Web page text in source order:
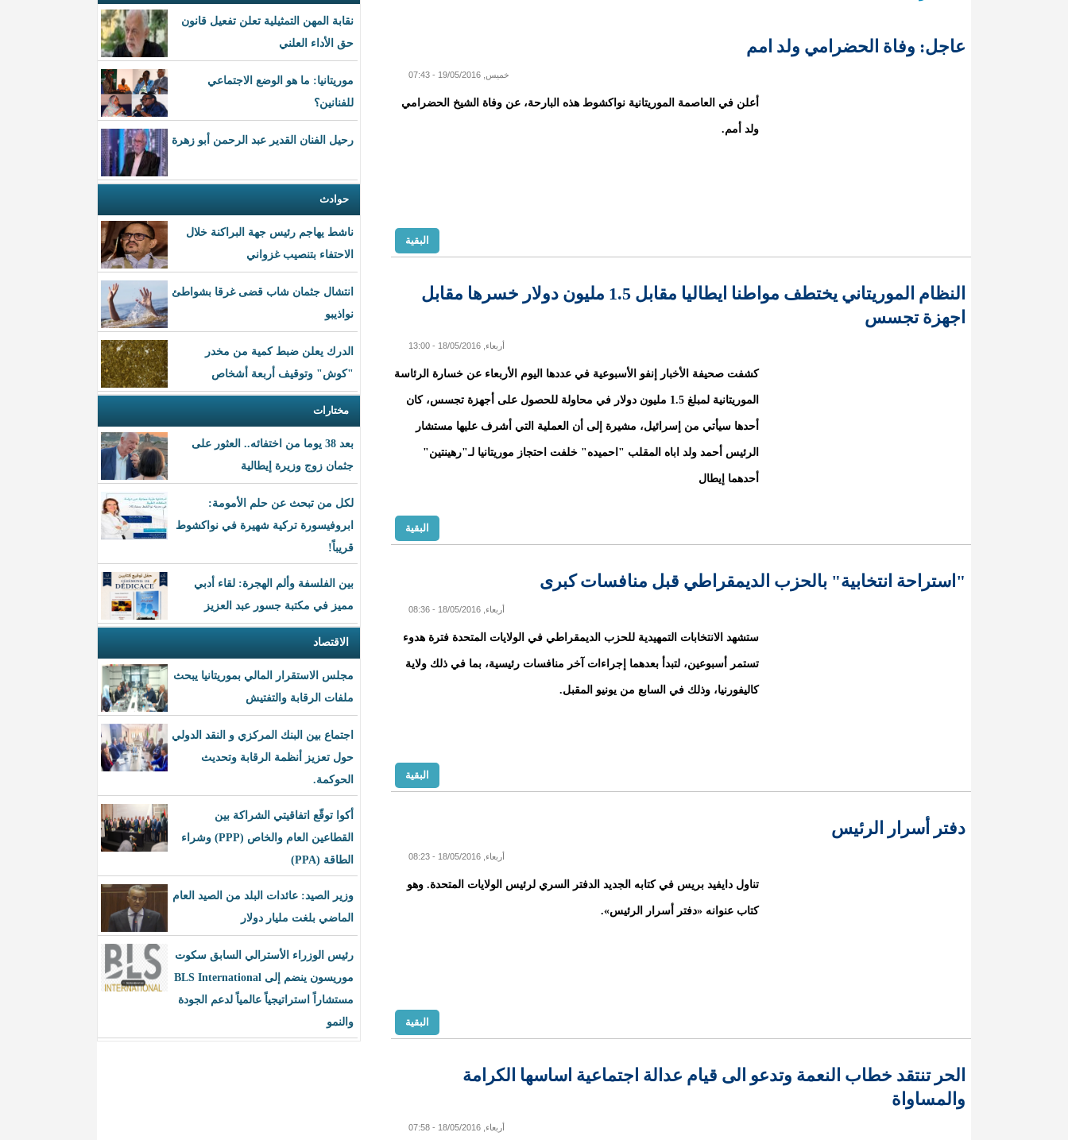
نقابة المهن التمثيلية تعلن تفعيل قانون
حق الأداء العلني
موريتانيا: ما هو الوضع الاجتماعي
للفنانين؟
رحيل الفنان القدير عبد الرحمن أبو زهرة
حوادث
ناشط يهاجم رئيس جهة البراكنة خلال
الاحتفاء بتنصيب غزواني
انتشال جثمان شاب قضى غرقا بشواطئ
نواذيبو
الدرك يعلن ضبط كمية من مخدر
"كوش" وتوقيف أربعة أشخاص
مختارات
بعد 38 يوما من اختفائه.. العثور على
جثمان زوج وزيرة إيطالية
لكل من تبحث عن حلم الأمومة:
ابروفيسورة تركية شهيرة في نواكشوط
قريباً!
بين الفلسفة وألم الهجرة: لقاء أدبي
مميز في مكتبة جسور عبد العزيز
الاقتصاد
مجلس الاستقرار المالي بموريتانيا يبحث
ملفات الرقابة والتفتيش
اجتماع بين البنك المركزي و النقد الدولي
حول تعزيز أنظمة الرقابة وتحديث
الحوكمة.
أكوا توقّع اتفاقيتي الشراكة بين
القطاعين العام والخاص (PPP) وشراء
الطاقة (PPA)
وزير الصيد: عائدات البلد من الصيد العام
الماضي بلغت مليار دولار
رئيس الوزراء الأسترالي السابق سكوت
موريسون ينضم إلى BLS International
مستشاراً استراتيجياً عالمياً لدعم الجودة
والنمو
عاجل: وفاة الحضرامي ولد امم
خميس, 19/05/2016 - 07:43
أعلن في العاصمة الموريتانية نواكشوط هذه البارحة، عن وفاة الشيخ الحضرامي
ولد أمم.
البقية
النظام الموريتاني يختطف مواطنا ايطاليا مقابل 1.5 مليون دولار خسرها مقابل
اجهزة تجسس
أربعاء, 18/05/2016 - 13:00
كشفت صحيفة الأخبار إنفو الأسبوعية في عددها اليوم الأربعاء عن خسارة الرئاسة
الموريتانية لمبلغ 1.5 مليون دولار في محاولة للحصول على أجهزة تجسس، كان
أحدها سيأتي من إسرائيل، مشيرة إلى أن العملية التي أشرف عليها مستشار
الرئيس أحمد ولد اباه المقلب "احميده" خلفت احتجاز موريتانيا لـ"رهينتين"
أحدهما إيطال
البقية
"استراحة انتخابية" بالحزب الديمقراطي قبل منافسات كبرى
أربعاء, 18/05/2016 - 08:36
ستشهد الانتخابات التمهيدية للحزب الديمقراطي في الولايات المتحدة فترة هدوء
تستمر أسبوعين، لتبدأ بعدهما إجراءات آخر منافسات رئيسية، بما في ذلك ولاية
كاليفورنيا، وذلك في السابع من يونيو المقبل.
البقية
دفتر أسرار الرئيس
أربعاء, 18/05/2016 - 08:23
تناول دايفيد بريس في كتابه الجديد الدفتر السري لرئيس الولايات المتحدة. وهو
كتاب عنوانه «دفتر أسرار الرئيس».
البقية
الحر تنتقد خطاب النعمة وتدعو الى قيام عدالة اجتماعية اساسها الكرامة
والمساواة
أربعاء, 18/05/2016 - 07:58